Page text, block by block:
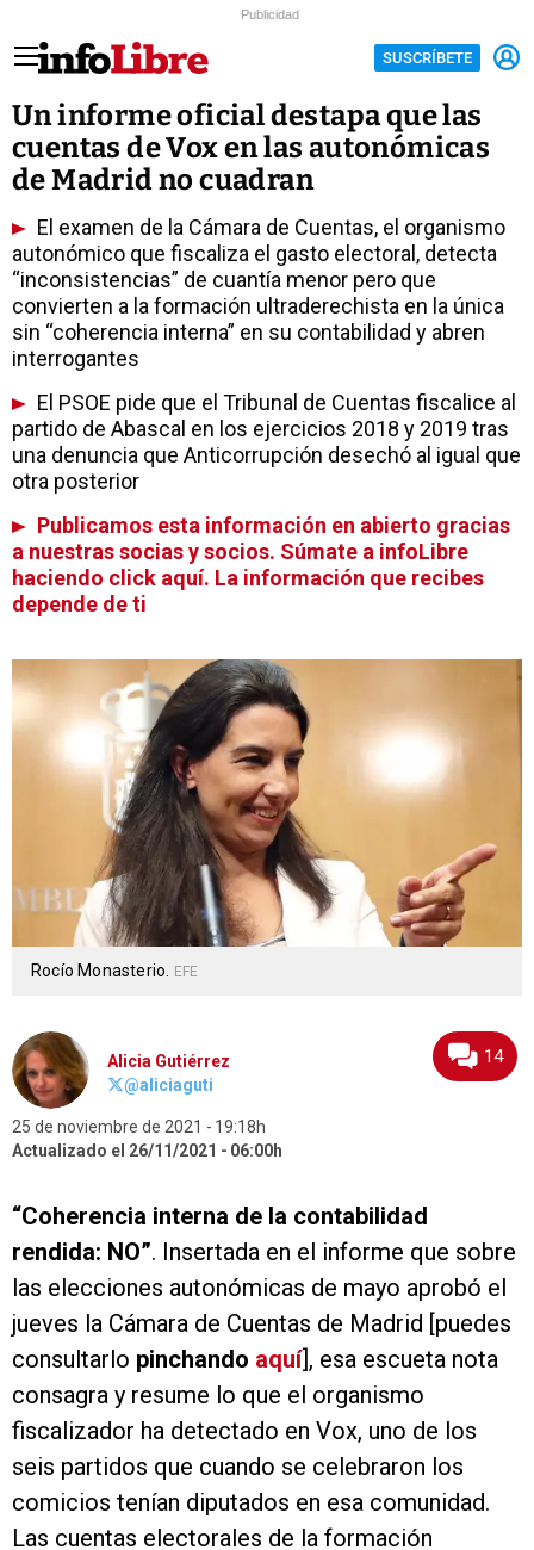
Publicidad
SUSCRÍBETE
Un informe oficial destapa que las
cuentas de Vox en las autonómicas
de Madrid no cuadran
El examen de la Cámara de Cuentas, el organismo
autonómico que fiscaliza el gasto electoral, detecta
“inconsistencias” de cuantía menor pero que
convierten a la formación ultraderechista en la única
sin “coherencia interna” en su contabilidad y abren
interrogantes
El PSOE pide que el Tribunal de Cuentas fiscalice al
partido de Abascal en los ejercicios 2018 y 2019 tras
una denuncia que Anticorrupción desechó al igual que
otra posterior
Publicamos esta información en abierto gracias
a nuestras socias y socios. Súmate a infoLibre
haciendo click aquí. La información que recibes
depende de ti
Rocío Monasterio. EFE
Alicia Gutiérrez
@aliciaguti
25 de noviembre de 2021
19:18h
Actualizado el 26/11/2021
06:00h
14
“Coherencia interna de la contabilidad
rendida: NO”. Insertada en el informe que sobre
las elecciones autonómicas de mayo aprobó el
jueves la Cámara de Cuentas de Madrid [puedes
consultarlo pinchando aquí], esa escueta nota
consagra y resume lo que el organismo
fiscalizador ha detectado en Vox, uno de los
seis partidos que cuando se celebraron los
comicios tenían diputados en esa comunidad.
Las cuentas electorales de la formación